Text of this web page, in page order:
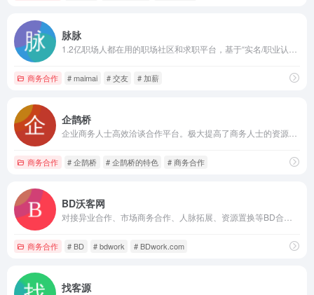
脉脉
商务合作 # maimai # 交友 # 加薪
企鹊桥
商务合作 # 企鹊桥 # 企鹊桥的特色 # 商务合作
BD沃客网
商务合作 # BD # bdwork # BDwork.com
找客源